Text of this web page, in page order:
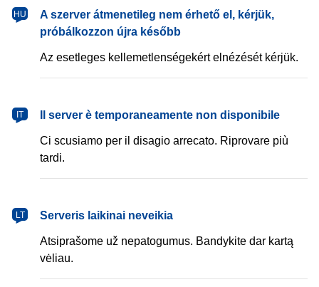
HU
magyarA szerver átmenetileg nem érhető el, kérjük,
próbálkozzon újra később
Az esetleges kellemetlenségekért elnézését kérjük.
IT
italiano Il server è temporaneamente non disponibile
Ci scusiamo per il disagio arrecato. Riprovare più
tardi.
LT
lietuviųServeris laikinai neveikia
Atsiprašome už nepatogumus. Bandykite dar kartą
vėliau.